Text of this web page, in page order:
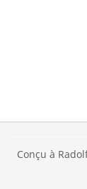
Conçu à